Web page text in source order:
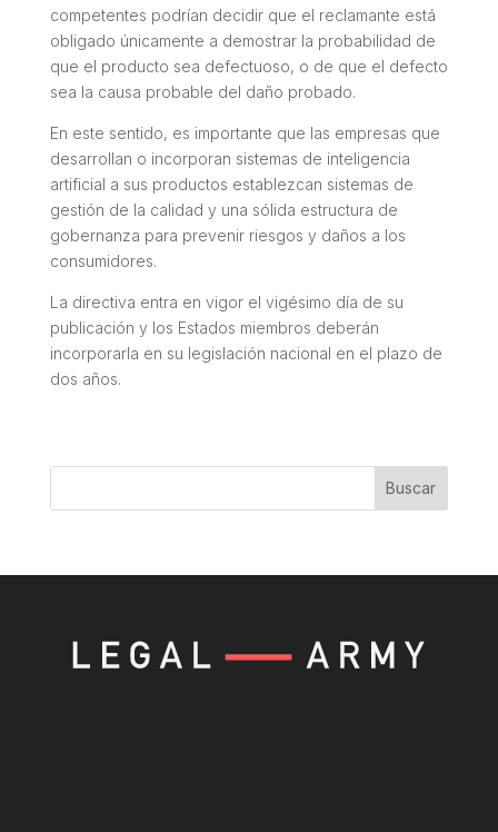
competentes podrían decidir que el reclamante está
obligado únicamente a demostrar la probabilidad de
que el producto sea defectuoso, o de que el defecto
sea la causa probable del daño probado.
En este sentido, es importante que las empresas que
desarrollan o incorporan sistemas de inteligencia
artificial a sus productos establezcan sistemas de
gestión de la calidad y una sólida estructura de
gobernanza para prevenir riesgos y daños a los
consumidores.
La directiva entra en vigor el vigésimo día de su
publicación y los Estados miembros deberán
incorporarla en su legislación nacional en el plazo de
dos años.
Buscar